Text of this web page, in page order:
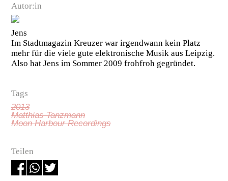
Autor:in
Jens
Im Stadtmagazin Kreuzer war irgendwann kein Platz
mehr für die viele gute elektronische Musik aus Leipzig.
Also hat Jens im Sommer 2009 frohfroh gegründet.
Tags
2013
Matthias Tanzmann
Moon Harbour Recordings
Teilen